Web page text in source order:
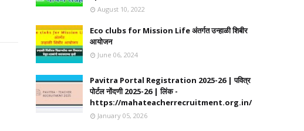
August 10, 2022
Eco clubs for Mission Life अंतर्गत उन्हाळी शिबीर
आयोजन
June 06, 2024
Pavitra Portal Registration 2025-26 | पवित्र
पोर्टल नोंदणी 2025-26 | लिंक -
https://mahateacherrecruitment.org.in/
January 05, 2026